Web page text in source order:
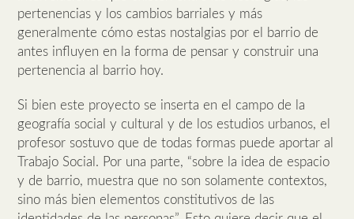
pertenencias y los cambios barriales y más
generalmente cómo estas nostalgias por el barrio de
antes influyen en la forma de pensar y construir una
pertenencia al barrio hoy.
Si bien este proyecto se inserta en el campo de la
geografía social y cultural y de los estudios urbanos, el
profesor sostuvo que de todas formas puede aportar al
Trabajo Social. Por una parte, “sobre la idea de espacio
y de barrio, muestra que no son solamente contextos,
sino más bien elementos constitutivos de las